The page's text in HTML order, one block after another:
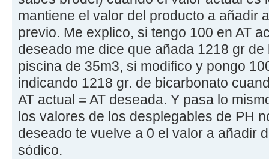
mantiene el valor del producto a añadir
previo. Me explico, si tengo 100 en AT
deseado me dice que añada 1218 gr
piscina de 35m3, si modifico y pongo
indicando 1218 gr. de bicarbonato
AT actual = AT deseada. Y pasa lo
los valores de los desplegables de PH
deseado te vuelve a 0 el valor a añadir
sódico.